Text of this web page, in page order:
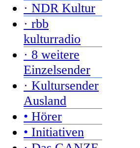
· NDR Kultur
· rbb
kulturradio
· 8 weitere
Einzelsender
· Kultursender
Ausland
• Hörer
• Initiativen